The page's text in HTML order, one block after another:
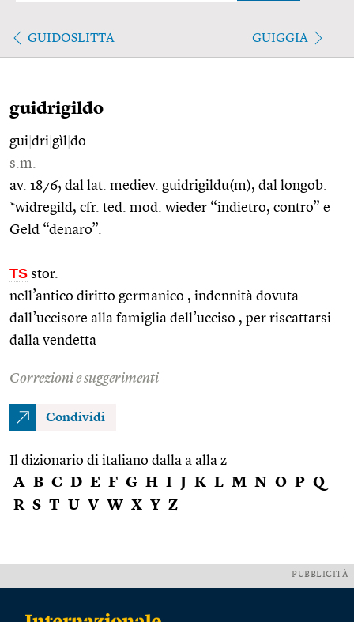
GUIDOSLITTA GUIGGIA
guidrigildo
gui dri gìl do
s.m.
av. 1876; dal lat. mediev. guidrigildu(m), dal longob.
*widregild, cfr. ted. mod. wieder “indietro, contro” e
Geld “denaro”.
TS stor.
nell’antico diritto germanico , indennità dovuta
dall’uccisore alla famiglia dell’ucciso , per riscattarsi
dalla vendetta
Correzioni e suggerimenti
Condividi
Il dizionario di italiano dalla a alla z
A B C D E F G H I J K L M N O P Q
R S T U V W X Y Z
PUBBLICITÀ